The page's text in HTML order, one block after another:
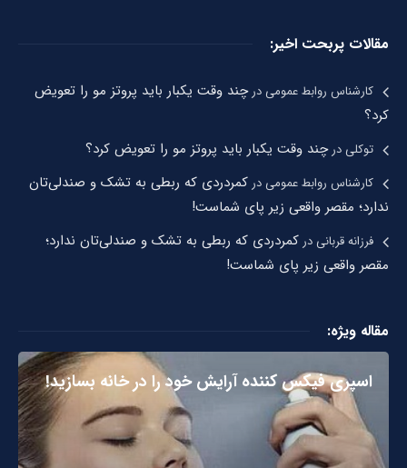
مقالات پربحت اخیر:
کارشناس روابط عمومیدرچند وقت یکبار باید پروتز مو را تعویض
کرد؟
توکلیدرچند وقت یکبار باید پروتز مو را تعویض کرد؟
کارشناس روابط عمومیدر کمردردی که ربطی به تشک و صندلی‌تان
ندارد؛ مقصر واقعی زیر پای شماست!
فرزانه قربانیدر کمردردی که ربطی به تشک و صندلی‌تان ندارد؛
مقصر واقعی زیر پای شماست!
مقاله ویژه:
اسپری فیکس کننده آرایش خود را در خانه بسازید!